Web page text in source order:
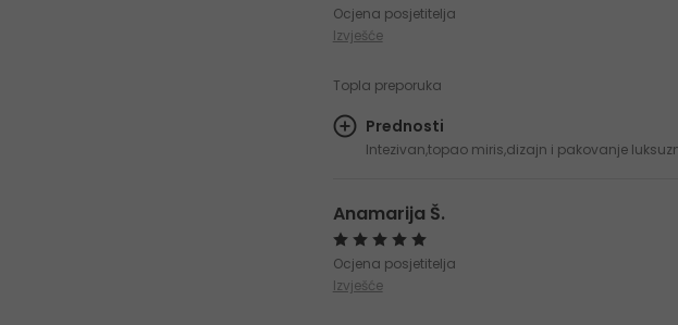
Ocjena posjetitelja
Izvješće
Topla preporuka
Prednosti
Intezivan,topao miris,dizajn i pakovanje
Anamarija Š.
Ocjena posjetitelja
Izvješće